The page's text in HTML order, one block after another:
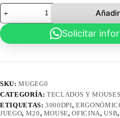
Mouse
USB
Gamer
Yelandar
M20
Solicitar
SKU:MUGEG0
CATEGORÍA:TECLADOS Y MOUSES
ETIQUETAS:3000DPI,
JUEGO, M20, MOUSE,OFICINA,USB,